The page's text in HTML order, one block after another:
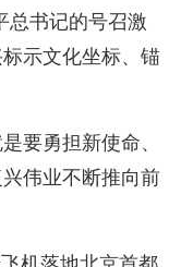
总书记的号召激
示文化坐标、锚
要勇担新使命、
伟业不断推向前